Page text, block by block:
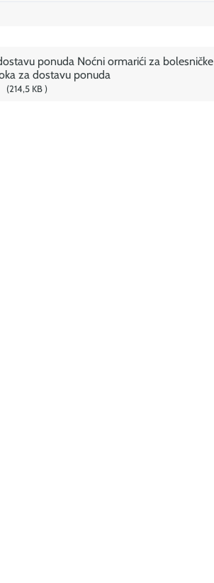
ponuda Noćni ormarići za bolesničke
za dostavu ponuda
214,5 KB